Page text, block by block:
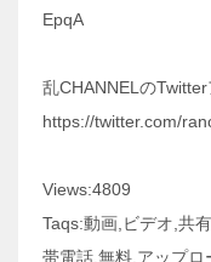
EpqA
乱CHANNELのTwitter
https://twitter.com/
Views:4809
Taqs:動画,ビデオ,共
帯電話,無料,アップ